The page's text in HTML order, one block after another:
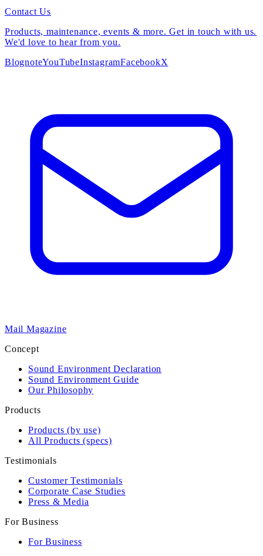
Contact Us
Products, maintenance, events & more. Get in touch with us.
We'd love to hear from you.
BlognoteYouTubeInstagramFacebookX
Mail Magazine
Concept
Sound Environment Declaration
Sound Environment Guide
Our Philosophy
Products
Products (by use)
All Products (specs)
Testimonials
Customer Testimonials
Corporate Case Studies
Press & Media
For Business
For Business